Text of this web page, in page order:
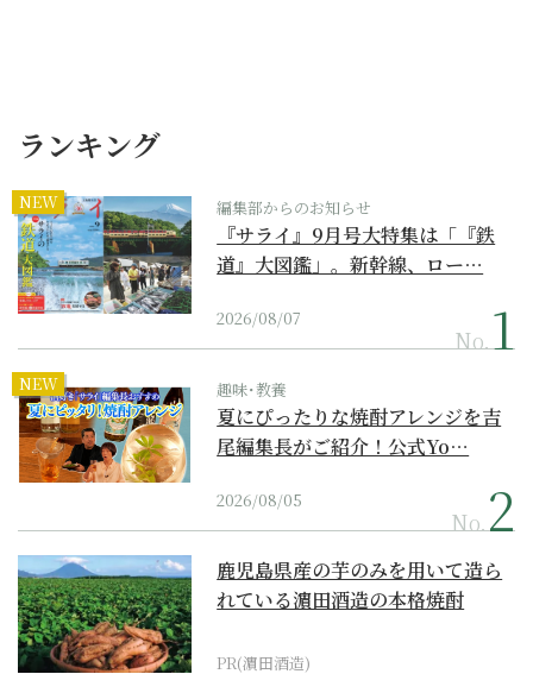
ランキング
NEW 編集部からのお知らせ
『サライ』9月号大特集は「『鉄
道』大図鑑」。新幹線、ロー…
2026/08/07
No.
NEW 趣味･教養
夏にぴったりな焼酎アレンジを吉
尾編集長がご紹介！公式Yo…
2026/08/05
No.
鹿児島県産の芋のみを用いて造ら
れている濵田酒造の本格焼酎
PR(濵田酒造)